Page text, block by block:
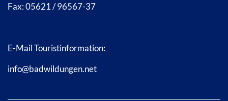
Fax: 05621 / 96567-37
E-Mail Touristinformation:
info@badwildungen.net